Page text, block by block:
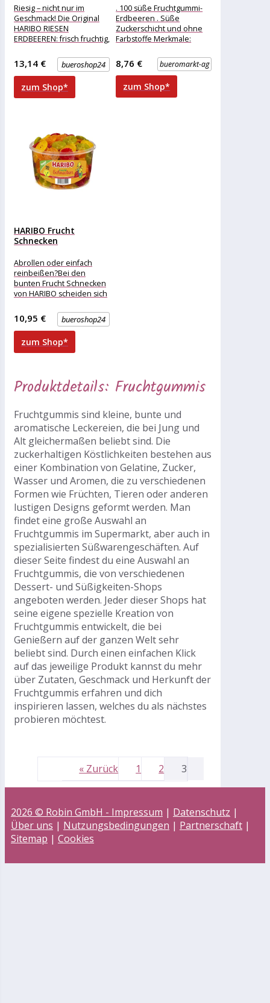
Riesig – nicht nur im
Geschmack! Die Original
HARIBO RIESEN
ERDBEEREN: frisch fruchtig,
fruchtigem
Erdbeergeschmack – die
bueroshop24
13,14 €
zum Shop*
1000g
. 100 süße Fruchtgummi-
Erdbeeren . Süße
Zuckerschicht und ohne
Farbstoffe Merkmale:
Geschmack: Frucht
Zutaten: Zucker,
Glukosesirup, Stärke,
Säuerungsmittel
bueromarkt-ag
8,76 €
zum Shop*
HARIBO Frucht
Schnecken
Abrollen oder einfach
reinbeißen?Bei den
bunten Frucht Schnecken
von HARIBO scheiden sich
abbeißen oder erst
komplett abrollenbueroshop24
10,95 €
zum Shop*
Produktdetails: Fruchtgummis
Fruchtgummis sind kleine, bunte und
aromatische Leckereien, die bei Jung und
Alt gleichermaßen beliebt sind. Die
zuckerhaltigen Köstlichkeiten bestehen aus
einer Kombination von Gelatine, Zucker,
Wasser und Aromen, die zu verschiedenen
Formen wie Früchten, Tieren oder anderen
lustigen Designs geformt werden. Man
findet eine große Auswahl an
Fruchtgummis im Supermarkt, aber auch in
spezialisierten Süßwarengeschäften. Auf
dieser Seite findest du eine Auswahl an
Fruchtgummis, die von verschiedenen
Dessert- und Süßigkeiten-Shops
angeboten werden. Jeder dieser Shops hat
seine eigene spezielle Kreation von
Fruchtgummis entwickelt, die bei
Genießern auf der ganzen Welt sehr
beliebt sind. Durch einen einfachen Klick
auf das jeweilige Produkt kannst du mehr
über Zutaten, Geschmack und Herkunft der
Fruchtgummis erfahren und dich
inspirieren lassen, welches du als nächstes
probieren möchtest.
« Zurück 1 2 3
2026 © Robin GmbH - Impressum | Datenschutz |
Über uns | Nutzungsbedingungen | Partnerschaft |
Sitemap | Cookies